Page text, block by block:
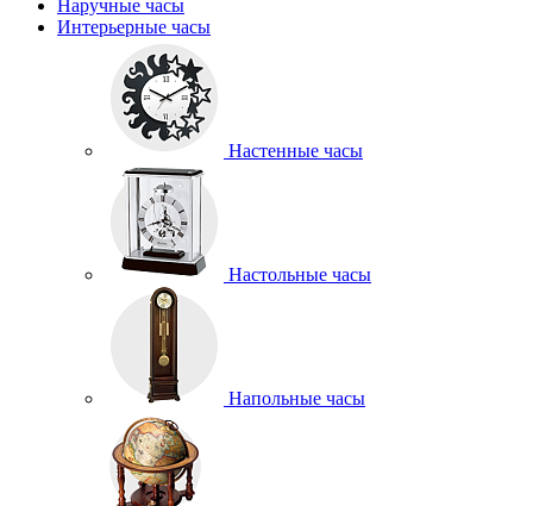
Наручные часы
Интерьерные часы
Настенные часы
Настольные часы
Напольные часы